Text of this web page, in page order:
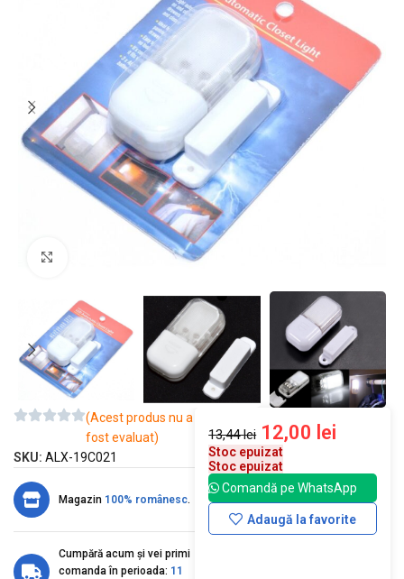
(Acest produs nu a
fost evaluat)
SKU: ALX-19C021
Magazin 100% românesc.
Cumpără acum și vei primi
comanda în perioada: 11
13,44lei 12,00 lei
Stoc epuizat
Stoc epuizat
Comandă pe WhatsApp
Adaugă la favorite